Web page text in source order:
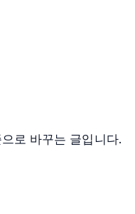
로 바꾸는 글입니다.